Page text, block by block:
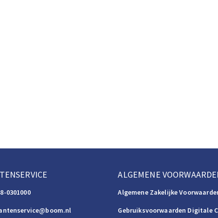
0301000
ALGEMENE
Algemene Zakelijke
Gebruiksvoorwaarden Digitale